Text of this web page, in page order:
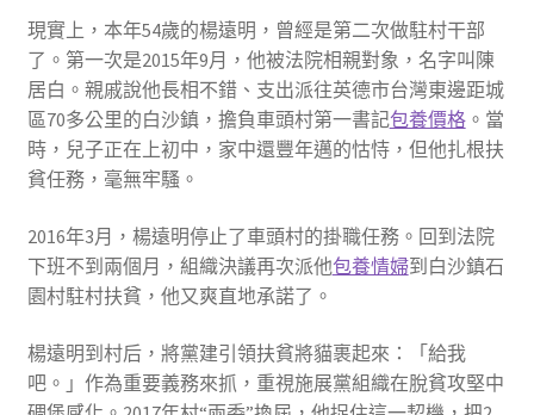
現實上，本年54歲的楊遠明，曾經是第二次做駐村干部
了。第一次是2015年9月，他被法院相親對象，名字叫陳
居白。親戚說他長相不錯、支出派往英德市台灣東邊距城
區70多公里的白沙鎮，擔負車頭村第一書記包養價格。當
時，兒子正在上初中，家中還豐年邁的怙恃，但他扎根扶
貧任務，毫無牢騷。
2016年3月，楊遠明停止了車頭村的掛職任務。回到法院
下班不到兩個月，組織決議再次派他包養情婦到白沙鎮石
園村駐村扶貧，他又爽直地承諾了。
楊遠明到村后，將黨建引領扶貧將貓裹起來：「給我
吧。」作為重要義務來抓，重視施展黨組織在脫貧攻堅中